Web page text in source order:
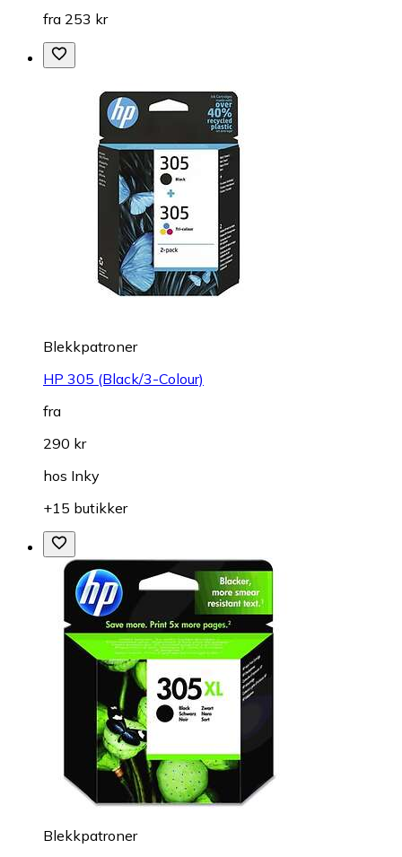
fra 253 kr
Blekkpatroner
HP 305 (Black/3-Colour)
fra
290 kr
hos Inky
+15 butikker
Blekkpatroner